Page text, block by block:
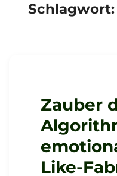
Schlagwort:
Zauber
Like-